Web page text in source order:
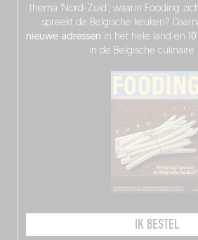
thema ‘Nord-Zuid’, waarin Fooding
spreekt de Belgische keuken?
nieuwe adressen in het hele land en
in de Belgische culinaire
IK BESTEL